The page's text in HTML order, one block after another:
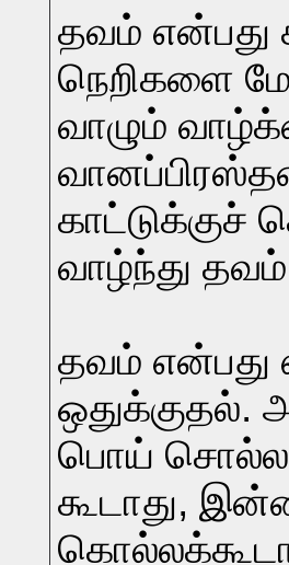
தவம் என்பது
நெறிகளை
வாழும்
காட்டுக்குச்
வாழ்ந்து
தவம் என்பது
ஒதுக்குதல்.
பொய்
கூடாது,